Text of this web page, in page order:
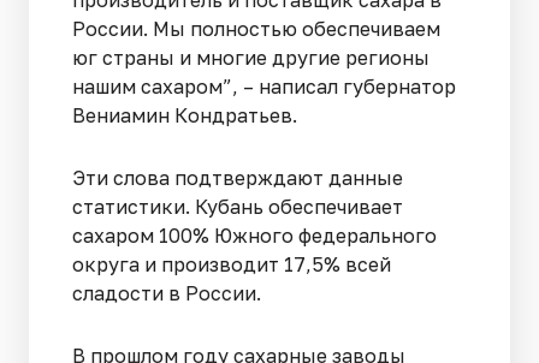
России. Мы полностью обеспечиваем
юг страны и многие другие регионы
нашим сахаром”, – написал губернатор
Вениамин Кондратьев.
Эти слова подтверждают данные
статистики. Кубань обеспечивает
сахаром 100% Южного федерального
округа и производит 17,5% всей
сладости в России.
В прошлом году сахарные заводы